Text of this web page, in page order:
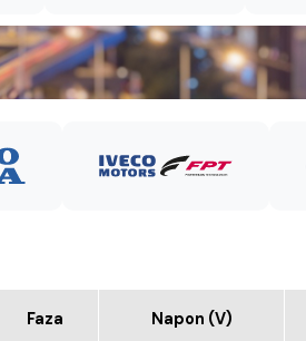
Faza Napon (V)